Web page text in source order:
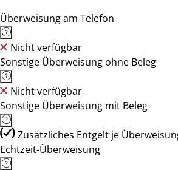
Überweisung am Telefon
Nicht verfügbar
Sonstige Überweisung ohne Beleg
Nicht verfügbar
Sonstige Überweisung mit Beleg
Zusätzliches Entgelt je
Echtzeit-Überweisung